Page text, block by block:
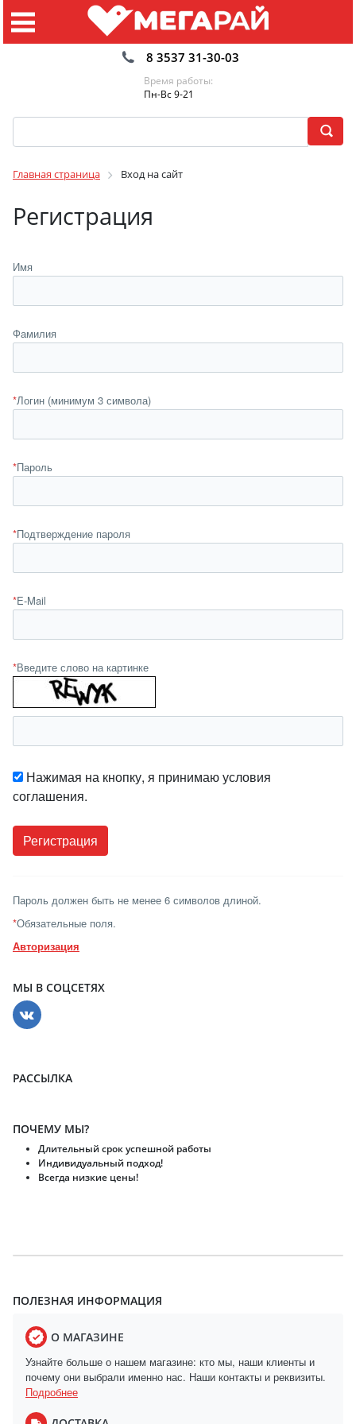
8 3537 31-30-03
Время работы:
Пн-Вс 9-21
Главная страница Вход на сайт
Регистрация
Имя
Фамилия
*Логин (минимум 3 символа)
*Пароль
*Подтверждение пароля
*E-Mail
*Введите слово на картинке
Нажимая на кнопку, я принимаю условия
соглашения.
Пароль должен быть не менее 6 символов длиной.
*Обязательные поля.
Авторизация
МЫ В СОЦСЕТЯХ
РАССЫЛКА
ПОЧЕМУ МЫ?
Длительный срок успешной работы
Индивидуальный подход!
Всегда низкие цены!
ПОЛЕЗНАЯ ИНФОРМАЦИЯ
О МАГАЗИНЕ
Узнайте больше о нашем магазине: кто мы, наши клиенты и
почему они выбрали именно нас. Наши контакты и реквизиты.
Подробнее